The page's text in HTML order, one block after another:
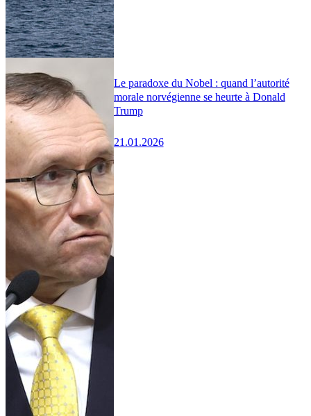
Le paradoxe du Nobel : quand l’autorité
morale norvégienne se heurte à Donald
Trump
21.01.2026